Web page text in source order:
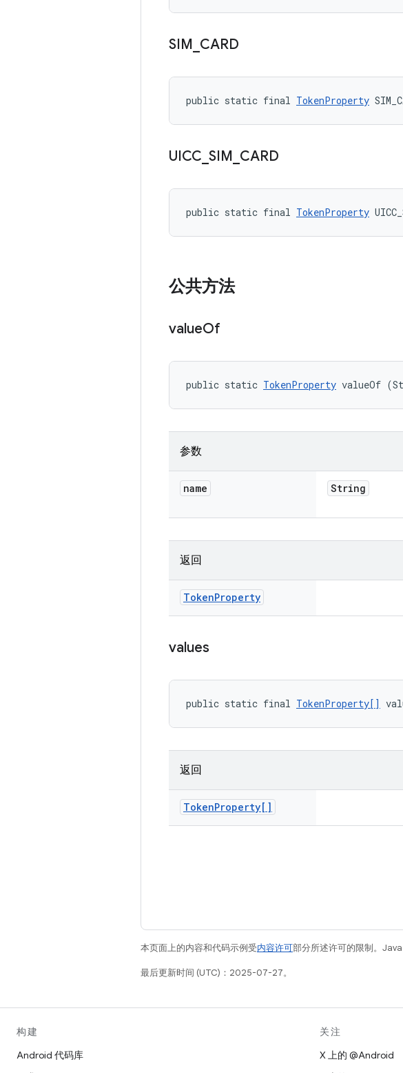
SIM CARD
public static final TokenProperty
UICC SIM CARD
public static final TokenProperty
公共方法
valueOf
public static TokenProperty valueOf
参数
name String
返回
TokenProperty
values
public static final TokenProperty[]
返回
TokenProperty[]
本页面上的内容和代码示例受内容许可部分所述许可的限制。
最后更新时间 (UTC)：2025-07-27。
构建
Android 代码库
关注
X 上的 @Android